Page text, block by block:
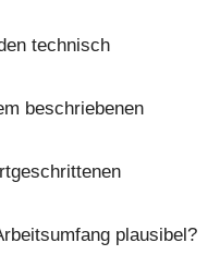
technisch
beschriebenen
plausibel?